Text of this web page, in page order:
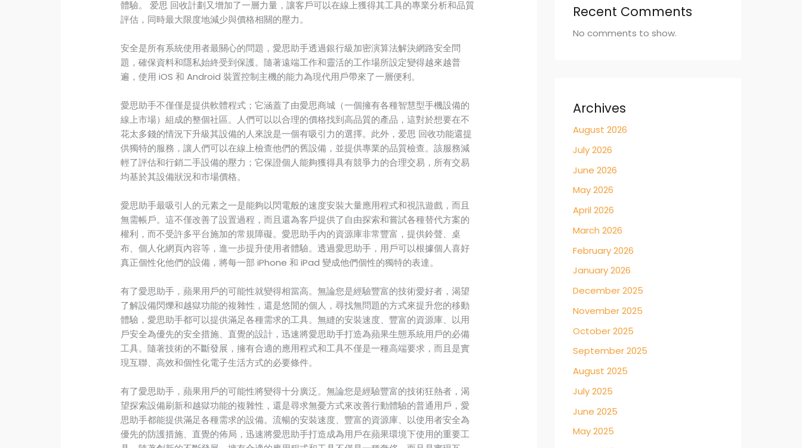
體驗。 爱思 回收計劃又增加了一層力量，讓客戶可以在線上獲得其工具的專業分析和品質
評估，同時最大限度地減少與價格相關的壓力。
安全是所有系統使用者最關心的問題，愛思助手透過銀行級加密演算法解決網路安全問
題，確保資料和隱私始終受到保護。隨著遠端工作和靈活的工作場所設定變得越來越普
遍，使用 iOS 和 Android 裝置控制主機的能力為現代用戶帶來了一層便利。
愛思助手不僅僅是提供軟體程式；它涵蓋了由愛思商城（一個擁有各種智慧型手機設備的
線上市場）組成的整個社區。人們可以以合理的價格找到高品質的產品，這對於想要在不
花太多錢的情況下升級其設備的人來說是一個有吸引力的選擇。此外，爱思 回收功能還提
供獨特的服務，讓人們可以在線上檢查他們的舊設備，並提供專業的品質檢查。該服務減
輕了評估和行銷二手設備的壓力；它保證個人能夠獲得具有競爭力的合理交易，所有交易
均基於其設備狀況和市場價格。
愛思助手最吸引人的元素之一是能夠以閃電般的速度安裝大量應用程式和視訊遊戲，而且
無需帳戶。這不僅改善了設置過程，而且還為客戶提供了自由探索和嘗試各種替代方案的
權利，而不受許多平台施加的常規障礙。愛思助手內的資源庫非常豐富，提供鈴聲、桌
布、個人化網頁內容等，進一步提升使用者體驗。透過愛思助手，用戶可以根據個人喜好
真正個性化他們的設備，將每一部 iPhone 和 iPad 變成他們個性的獨特的表達。
有了愛思助手，蘋果用戶的可能性就變得相當高。無論您是經驗豐富的技術愛好者，渴望
了解設備閃爍和越獄功能的複雜性，還是悠閒的個人，尋找無問題的方式來提升您的移動
體驗，愛思助手都可以提供滿足各種需求的工具。無縫的安裝速度、豐富的資源庫、以用
戶安全為優先的安全措施、直覺的設計，迅速將愛思助手打造為蘋果生態系統用戶的必備
工具。隨著技術的不斷發展，擁有合適的應用程式和工具不僅是一種高端要求，而且是實
現互聯、高效和個性化電子生活方式的必要條件。
有了愛思助手，蘋果用戶的可能性將變得十分廣泛。無論您是經驗豐富的技術狂熱者，渴
望探索設備刷新和越獄功能的複雜性，還是尋求無憂方式來改善行動體驗的普通用戶，愛
思助手都能提供滿足各種需求的設備。流暢的安裝速度、豐富的資源庫、以使用者安全為
優先的防護措施、直覺的佈局，迅速將愛思助手打造成為用戶在蘋果環境下使用的重要工
Recent Comments
No comments to show.
Archives
August 2026
July 2026
June 2026
May 2026
April 2026
March 2026
February 2026
January 2026
December 2025
November 2025
October 2025
September 2025
August 2025
July 2025
June 2025
May 2025